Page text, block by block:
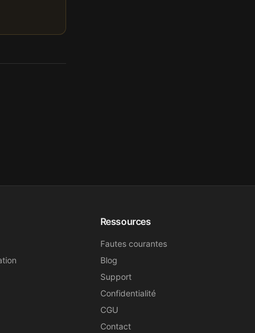
Ressources
Fautes courantes
Blog
Support
Confidentialité
CGU
Contact